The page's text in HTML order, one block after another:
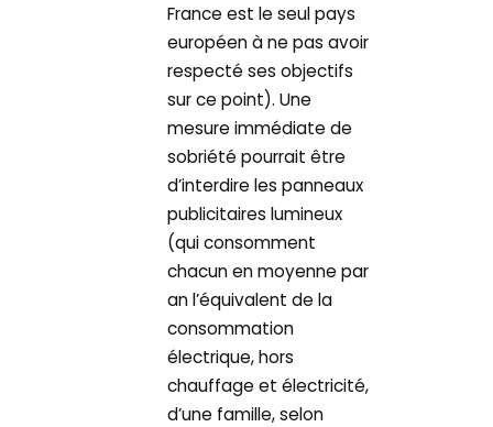
France est le seul pays
européen à ne pas avoir
respecté ses objectifs
sur ce point). Une
mesure immédiate de
sobriété pourrait être
d’interdire les panneaux
publicitaires lumineux
(qui consomment
chacun en moyenne par
an l’équivalent de la
consommation
électrique, hors
chauffage et électricité,
d’une famille, selon